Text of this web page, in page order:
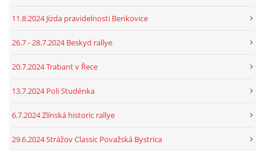
11.8.2024 Jízda pravidelnosti Benkovice
26.7 - 28.7.2024 Beskyd rallye
20.7.2024 Trabant v Řece
13.7.2024 Poli Studénka
6.7.2024 Zlínská historic rallye
29.6.2024 Strážov Classic Považská Bystrica